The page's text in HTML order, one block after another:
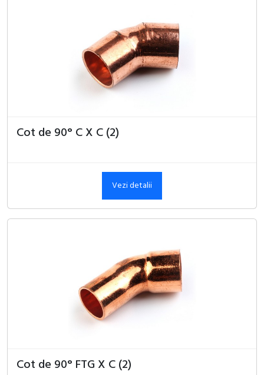
Cot de 90° C X C (2)
Vezi detalii
Cot de 90° FTG X C (2)